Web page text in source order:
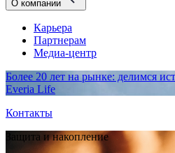
О компании
Карьера
Партнерам
Медиа-центр
Более 20 лет на рынке: делимся
Everia Life
Контакты
Защита и накопление